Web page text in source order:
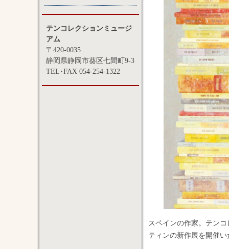
テンコレクションミュージ
アム
〒420-0035
静岡県静岡市葵区七間町9-3
TEL･FAX 054-254-1322
スペインの作家。テン
ティンの新作展を開催い